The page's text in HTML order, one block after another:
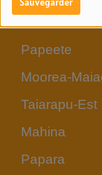
Météo Tahiti-
Papeete
Moorea-
Taiarapu-Est
Mahina
Papara